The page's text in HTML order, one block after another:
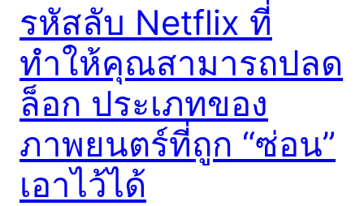
รหัสลับ Netflix ที่
ทำให้คุณสามารถปลด
ล็อก ประเภทของ
ภาพยนตร์ที่ถูก “ซ่อน”
เอาไว้ได้